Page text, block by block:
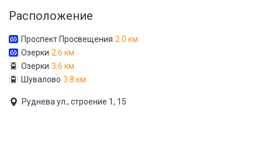
Расположение
Проспект Просвещения 2.0 км
Озерки 2.6 км
Озерки 3.6 км
Шувалово 3.8 км
Руднева ул., строение 1, 15